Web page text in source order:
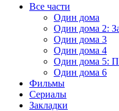
Все части
Один дома
Один дома 2:
Один дома 3
Один дома 4
Один дома 5:
Один дома 6
Фильмы
Сериалы
Закладки